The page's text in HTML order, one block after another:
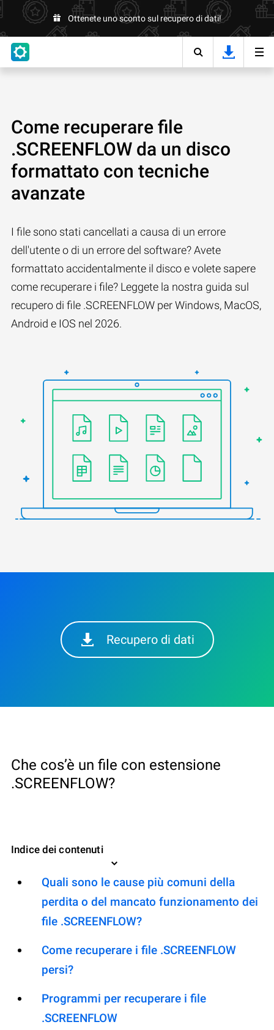
Ottenete uno sconto sul recupero di dati!
Come recuperare file
.SCREENFLOW da un disco
formattato con tecniche
avanzate
I file sono stati cancellati a causa di un errore
dell'utente o di un errore del software? Avete
formattato accidentalmente il disco e volete sapere
come recuperare i file? Leggete la nostra guida sul
recupero di file .SCREENFLOW per Windows, MacOS,
Android e IOS nel 2026.
Recupero di dati
Che cos’è un file con estensione
.SCREENFLOW?
Indice dei contenuti
Quali sono le cause più comuni della
perdita o del mancato funzionamento dei
file .SCREENFLOW?
Come recuperare i file .SCREENFLOW
persi?
Programmi per recuperare i file
.SCREENFLOW